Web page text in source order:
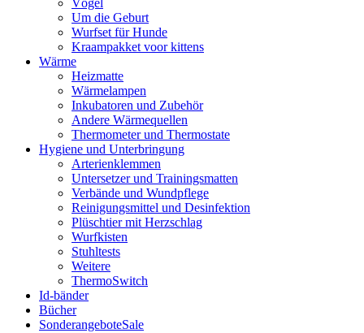
Vögel
Um die Geburt
Wurfset für Hunde
Kraampakket voor kittens
Wärme
Heizmatte
Wärmelampen
Inkubatoren und Zubehör
Andere Wärmequellen
Thermometer und Thermostate
Hygiene und Unterbringung
Arterienklemmen
Untersetzer und Trainingsmatten
Verbände und Wundpflege
Reinigungsmittel und Desinfektion
Plüschtier mit Herzschlag
Wurfkisten
Stuhltests
Weitere
ThermoSwitch
Id-bänder
Bücher
SonderangeboteSale